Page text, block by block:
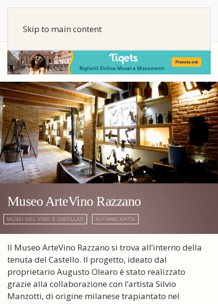
Skip to main content
Museo ArteVino Razzano
MUSEI DEL VINO E DISTILLATI ALFIANO NATTA
Il Museo ArteVino Razzano si trova all’interno della
tenuta del Castello. Il progetto, ideato dal
proprietario Augusto Olearo è stato realizzato
grazie alla collaborazione con l’artista Silvio
Manzotti, di origine milanese trapiantato nel